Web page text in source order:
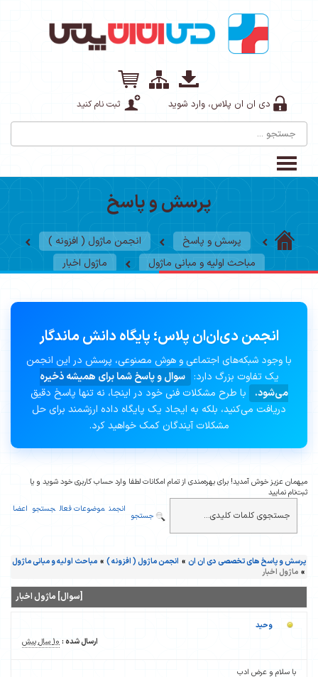
دی ان ان پلاس، وارد شوید ثبت نام کنید
پرسش و پاسخ
پرسش و پاسخ
انجمن ماژول ( افزونه )
مباحث اولیه و مبانی ماژول
ماژول اخبار
انجمن دی‌ان‌ان پلاس؛ پایگاه دانش ماندگار
با وجود شبکه‌های اجتماعی و هوش مصنوعی، پرسش در این انجمن
یک تفاوت بزرگ دارد: سوال و پاسخ شما برای همیشه ذخیره
می‌شود.
با طرح مشکلات فنی خود در اینجا، نه تنها پاسخ دقیق
دریافت می‌کنید، بلکه به ایجاد یک پایگاه داده ارزشمند برای حل
مشکلات آیندگان کمک خواهید کرد.
میهمان عزیز خوش آمدید! برای بهره‌مندی از تمام امکانات لطفا وارد حساب کاربری خود شوید و یا
ثبت‌نام نمایید
انجمن موضوعات فعال جستجو اعضا
جستجو
پرسش و پاسخ های تخصصی دی ان ان » انجمن ماژول ( افزونه ) » مباحث اولیه و مبانی ماژول
» ماژول اخبار
[سوال] ماژول اخبار
وحید
ارسال شده : 10 سال پیش
با سلام و عرض ادب